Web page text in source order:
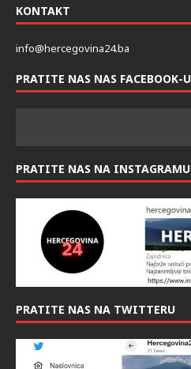
KONTAKT
PRATITE NAS NA INSTAGRAMU